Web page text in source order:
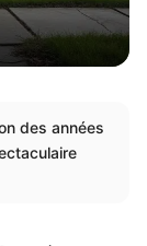
des années